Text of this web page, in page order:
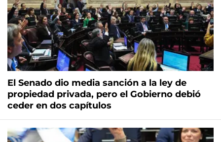
El Senado dio media sanción a la ley de
propiedad privada, pero el Gobierno debió
ceder en dos capítulos